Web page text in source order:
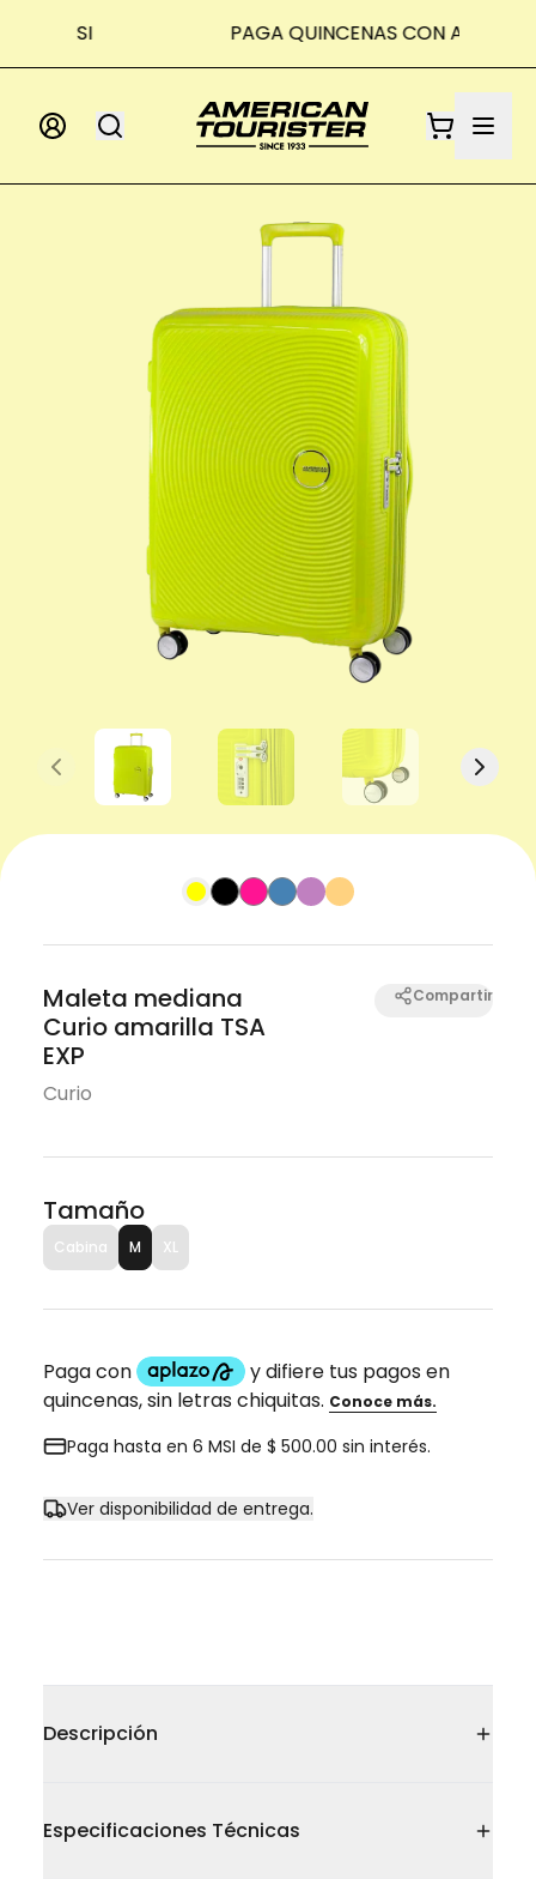
PAGA QUINCENAS CON APLAZO
Previous slide Next
Maleta mediana
Curio amarilla TSA
EXP
Curio
Compartir
Tamaño
M
Cabina XL
Paga hasta en 6 MSI de $ 500.00 sin interés.
Ver disponibilidad de entrega.
Descripción
Especificaciones Técnicas